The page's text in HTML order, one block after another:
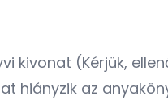
(Kérjük,
hiányzik az